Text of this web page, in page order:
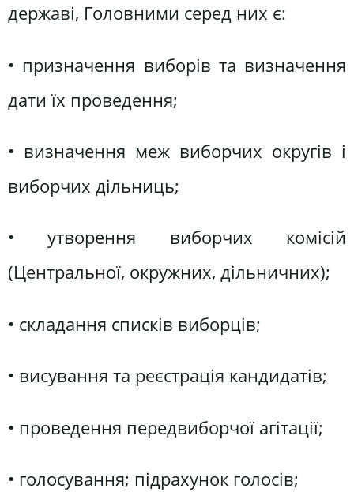
державі, Головними серед них є:
• призначення виборів та визначення
дати їх проведення;
• визначення меж виборчих округів і
виборчих дільниць;
• утворення виборчих комісій
(Центральної, окружних, дільничних);
• складання списків виборців;
• висування та реєстрація кандидатів;
• проведення передвиборчої агітації;
• голосування; підрахунок голосів;